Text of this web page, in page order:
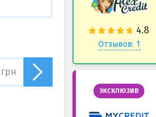
Отзывов: 1
ЭКСКЛЮЗИВ
грн